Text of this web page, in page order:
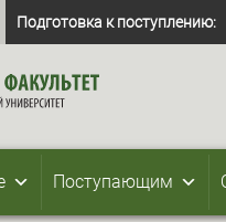
Подготовка к поступлению:
Поступающим